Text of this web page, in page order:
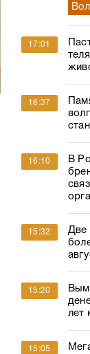
17:01
16:37
16:10
В
15:32
Две
15:20
лет
15:05